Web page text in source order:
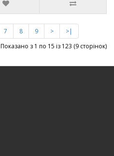
7 8 9 >
>|
Показано з 1 по 15 із 123 (9 сторінок)